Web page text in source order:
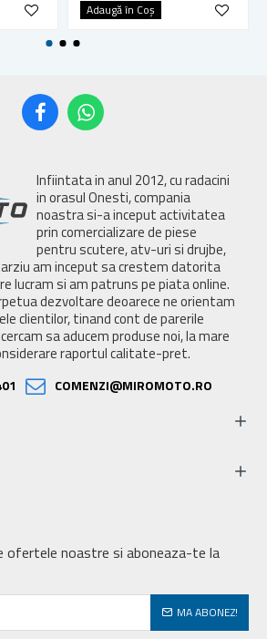
Adaugă în Coş
Infiintata in anul 2012, cu radacini
in orasul Onesti, compania
noastra si-a inceput activitatea
prin comercializare de piese
pentru scutere, atv-uri si drujbe,
am inceput sa crestem datorita
lucram si am patruns pe piata online.
dezvoltare deoarece ne orientam
clientilor, tinand cont de parerile
sa aducem produse noi, la mare
raportul calitate-pret.
COMENZI@MIROMOTO.RO
ofertele noastre si aboneaza-te la
MA ABONEZ!